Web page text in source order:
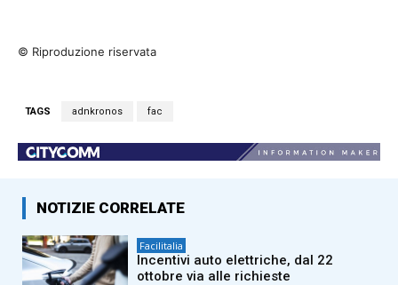
© Riproduzione riservata
TAGS adnkronos fac
NOTIZIE CORRELATE
Facilitalia
Incentivi auto elettriche, dal 22
ottobre via alle richieste